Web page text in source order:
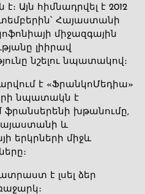
Այն հիմնադրվել է 2012
Հայաստանի
միջազգային
լիիրավ
նշելու նպատակով։
է «ՖրանկոՄեդիա»
նպատակն է
ֆրանսերենի խթանումը,
և
երկրների միջև
է լսել ձեր